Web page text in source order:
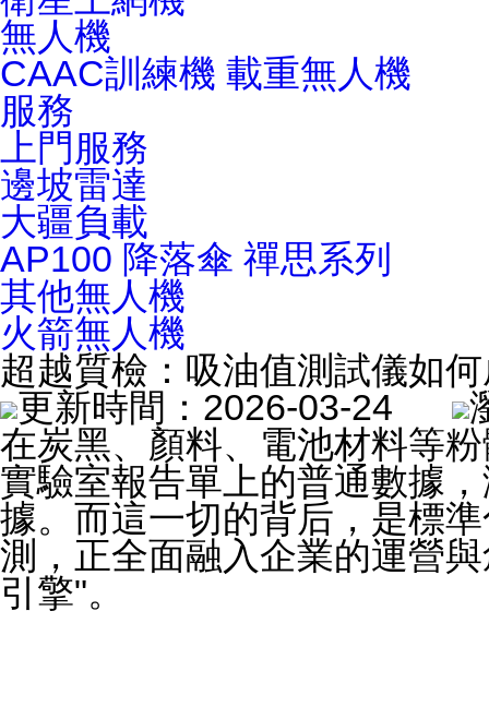
無人機
CAAC訓練機 載重無人機
服務
上門服務
邊坡雷達
大疆負載
AP100 降落傘 禪思系列
其他無人機
火箭無人機
超越質檢：吸油值測試儀如
更新時間：2026-03-24
在炭黑、顏料、電池材料等
實驗室報告單上的普通數據
據。而這一切的背后，是標
測，正全面融入企業的運營
引擎"。